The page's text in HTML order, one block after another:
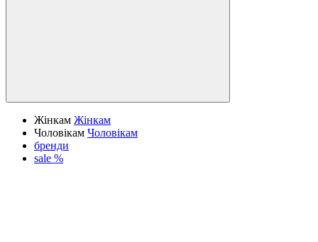
Жінкам Жінкам
Чоловікам Чоловікам
бренди
sale %